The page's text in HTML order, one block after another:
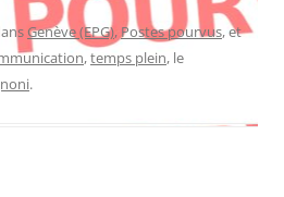
Genève (EPG), Postes pourvus, et
,temps plein, le
.